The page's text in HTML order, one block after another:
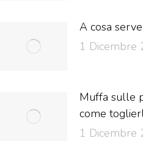
A cosa
1 Dicembre
Muffa sulle
come
1 Dicembre